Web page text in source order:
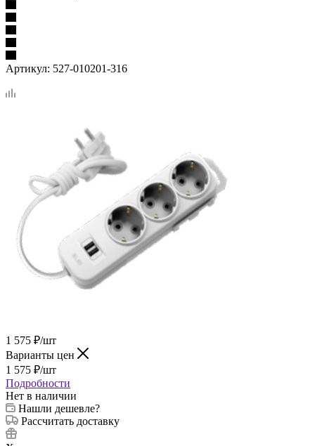
Артикул: 527-010201-316
1 575 ₽/шт
Варианты цен
1 575 ₽/шт
Подробности
Нет в наличии
Нашли дешевле?
Рассчитать доставку